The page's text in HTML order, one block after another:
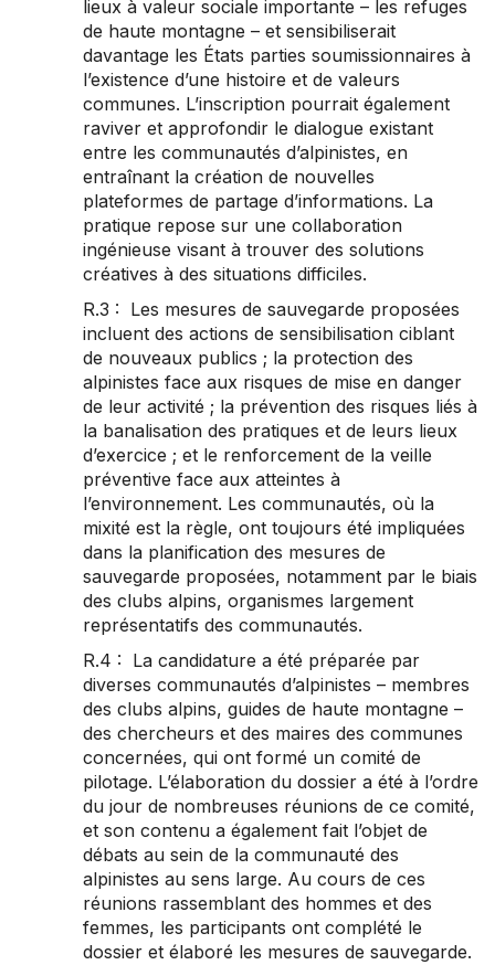
lieux à valeur sociale importante – les refuges
de haute montagne – et sensibiliserait
davantage les États parties soumissionnaires à
l’existence d’une histoire et de valeurs
communes. L’inscription pourrait également
raviver et approfondir le dialogue existant
entre les communautés d’alpinistes, en
entraînant la création de nouvelles
plateformes de partage d’informations. La
pratique repose sur une collaboration
ingénieuse visant à trouver des solutions
créatives à des situations difficiles.
R.3 : Les mesures de sauvegarde proposées
incluent des actions de sensibilisation ciblant
de nouveaux publics ; la protection des
alpinistes face aux risques de mise en danger
de leur activité ; la prévention des risques liés à
la banalisation des pratiques et de leurs lieux
d’exercice ; et le renforcement de la veille
préventive face aux atteintes à
l’environnement. Les communautés, où la
mixité est la règle, ont toujours été impliquées
dans la planification des mesures de
sauvegarde proposées, notamment par le biais
des clubs alpins, organismes largement
représentatifs des communautés.
R.4 : La candidature a été préparée par
diverses communautés d’alpinistes – membres
des clubs alpins, guides de haute montagne –
des chercheurs et des maires des communes
concernées, qui ont formé un comité de
pilotage. L’élaboration du dossier a été à l’ordre
du jour de nombreuses réunions de ce comité,
et son contenu a également fait l’objet de
débats au sein de la communauté des
alpinistes au sens large. Au cours de ces
réunions rassemblant des hommes et des
femmes, les participants ont complété le
dossier et élaboré les mesures de sauvegarde.